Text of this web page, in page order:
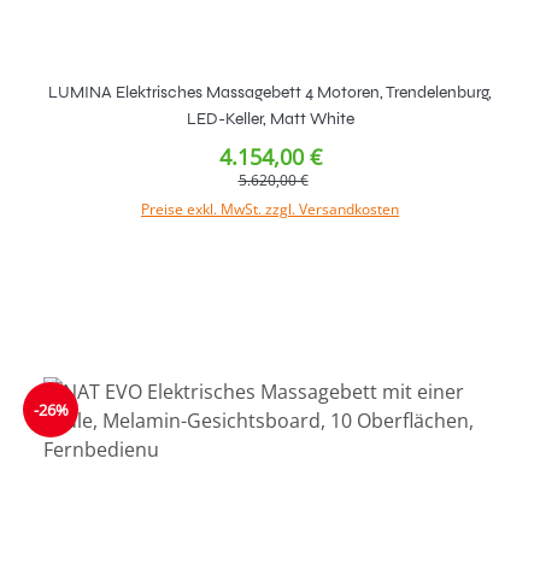
LUMINA Elektrisches Massagebett 4 Motoren, Trendelenburg,
LED-Keller, Matt White
4.154,00 €
5.620,00 €
Preise exkl. MwSt. zzgl. Versandkosten
-26%